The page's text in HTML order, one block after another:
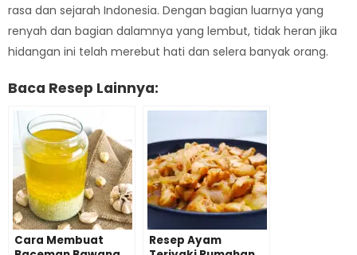
rasa dan sejarah Indonesia. Dengan bagian luarnya yang
renyah dan bagian dalamnya yang lembut, tidak heran jika
hidangan ini telah merebut hati dan selera banyak orang.
Baca Resep Lainnya:
Cara Membuat
Resep Ayam